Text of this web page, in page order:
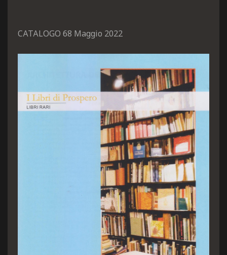
CATALOGO 68 Maggio 2022